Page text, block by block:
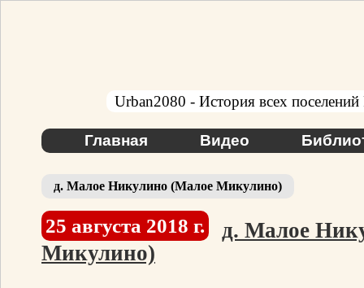
Urban2080 - История всех поселений
Главная Видео
д. Малое Никулино (Малое Микулино)
25 августа 2018 г.
д. Малое
Микулино)